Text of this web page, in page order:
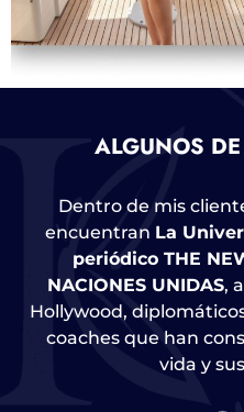
ALGUNOS
Dentro de mis
encuentran La
periódico THE
NACIONES UNIDAS,
Hollywood,
coaches que han
vida y